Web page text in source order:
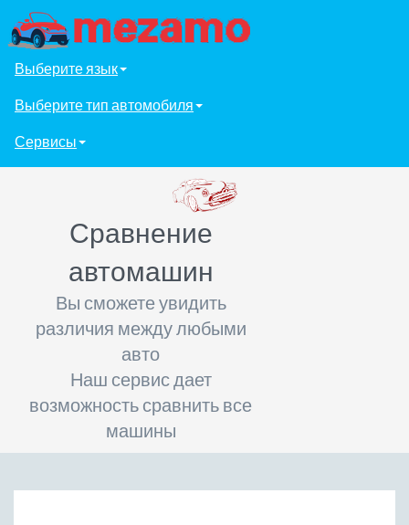
Выберите язык
Выберите тип автомобиля
Сервисы
Сравнение
автомашин
Вы сможете увидить
различия между любыми
авто
Наш сервис дает
возможность сравнить все
машины